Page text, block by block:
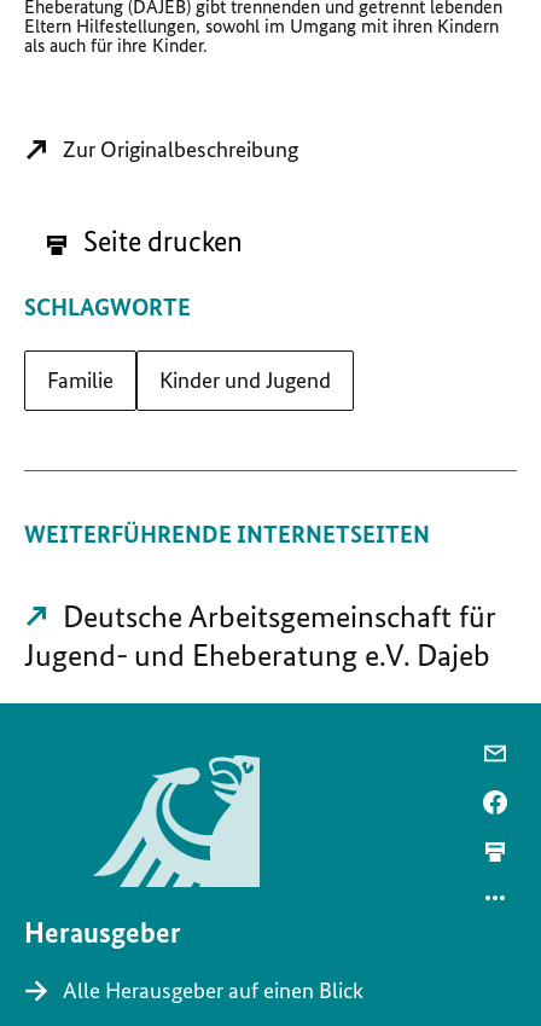
Eheberatung (DAJEB) gibt trennenden und getrennt lebenden
Eltern Hilfestellungen, sowohl im Umgang mit ihren Kindern
als auch für ihre Kinder.
Zur Originalbeschreibung
Seite drucken
SCHLAGWORTE
Familie Kinder und Jugend
WEITERFÜHRENDE INTERNETSEITEN
Deutsche Arbeitsgemeinschaft für
Jugend- und Eheberatung e.V. Dajeb
Herausgeber
Alle Herausgeber auf einen Blick